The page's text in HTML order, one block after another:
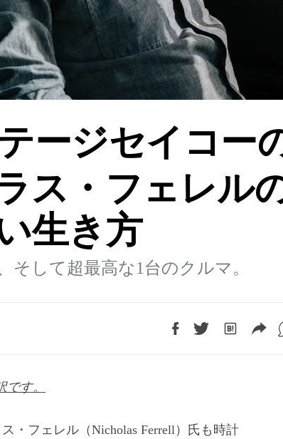
ージセイコー
ス・フェレル
生き方
して超最高な1台のクルマ。
す。